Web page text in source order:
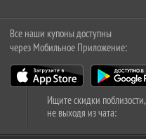
Все наши купоны доступны
через Мобильное Приложение:
Ищите скидки поблизости,
не выходя из чата: